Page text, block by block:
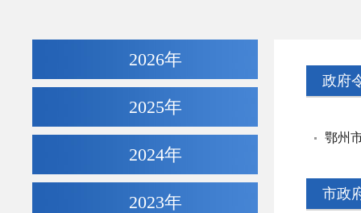
2026年
2025年
2024年
2023年
政府
鄂州
市政